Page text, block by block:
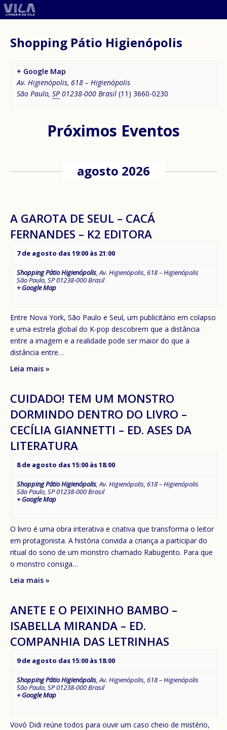
Shopping Pátio Higienópolis
+ Google Map
Av. Higienópolis, 618 – Higienópolis
São Paulo, SP 01238-000 Brasil (11) 3660-0230
Próximos Eventos
agosto 2026
A GAROTA DE SEUL – CACÁ
FERNANDES – K2 EDITORA
7 de agosto das 19:00 às 21:00
Shopping Pátio Higienópolis,Av. Higienópolis, 618 – Higienópolis
São Paulo, SP01238-000Brasil
+ Google Map
Entre Nova York, São Paulo e Seul, um publicitário em colapso
e uma estrela global do K-pop descobrem que a distância
entre a imagem e a realidade pode ser maior do que a
distância entre…
Leia mais »
CUIDADO! TEM UM MONSTRO
DORMINDO DENTRO DO LIVRO –
CECÍLIA GIANNETTI – ED. ASES DA
LITERATURA
8 de agosto das 15:00 às18:00
Shopping Pátio Higienópolis,Av. Higienópolis, 618 – Higienópolis
São Paulo, SP01238-000Brasil
+ Google Map
O livro é uma obra interativa e criativa que transforma o leitor
em protagonista. A história convida a criança a participar do
ritual do sono de um monstro chamado Rabugento. Para que
o monstro consiga…
Leia mais »
ANETE E O PEIXINHO BAMBO –
ISABELLA MIRANDA – ED.
COMPANHIA DAS LETRINHAS
9 de agosto das 15:00 às18:00
Shopping Pátio Higienópolis,Av. Higienópolis, 618 – Higienópolis
São Paulo, SP01238-000Brasil
+ Google Map
Vovó Didi reúne todos para ouvir um caso cheio de mistério,